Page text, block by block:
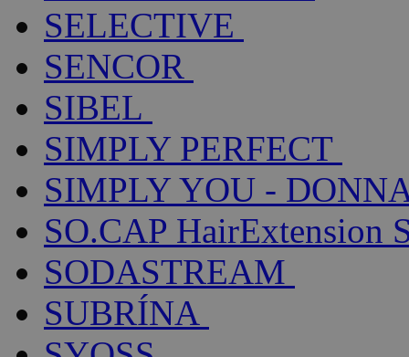
SELECTIVE
SENCOR
SIBEL
SIMPLY PERFECT
SIMPLY YOU -
SO.CAP HairExtension
SODASTREAM
SUBRÍNA